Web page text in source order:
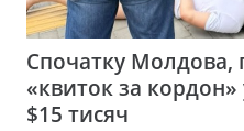
Спочатку Молдова,
«квиток за
$15 тисяч